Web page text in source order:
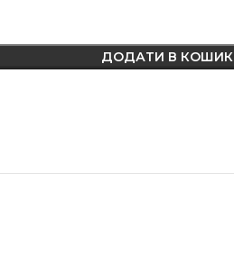
ДОДАТИ В КОШИК